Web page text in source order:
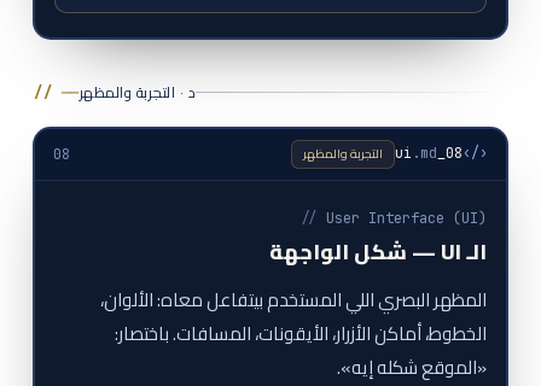
// ──د · التجربة والمظهر
‹/›
08_ui
.md التجربة والمظهر 08
// User Interface (UI)
الـ UI — شكل الواجهة
المظهر البصري اللي المستخدم بيتفاعل معاه: الألوان،
الخطوط، أماكن الأزرار، الأيقونات، المسافات. باختصار:
«الموقع شكله إيه».